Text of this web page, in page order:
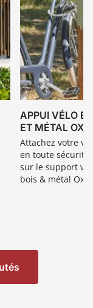
APPUI VÉLO
ET MÉTAL OXIO
Attachez votre
en toute sécurité
sur le support
bois & métal